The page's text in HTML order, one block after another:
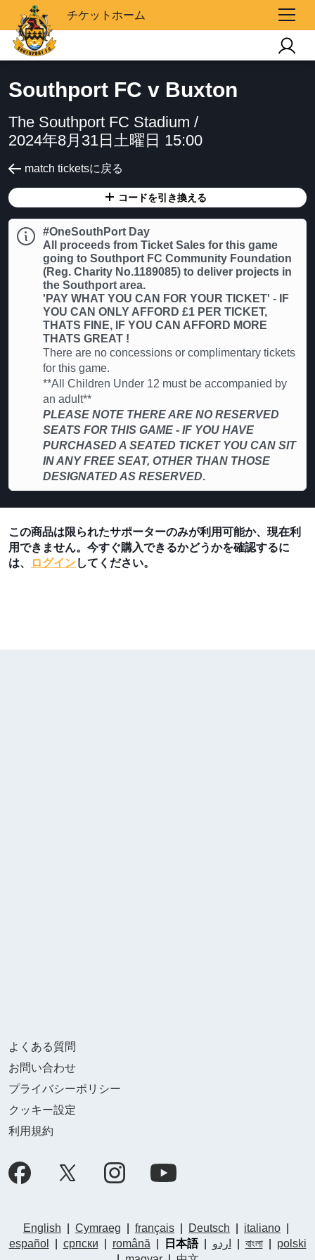
チケットホーム
Southport FC v Buxton
The Southport FC Stadium /
2024年8月31日土曜日 15:00
match ticketsに戻る
コードを引き換える
#OneSouthPort Day
All proceeds from Ticket Sales for this game
going to Southport FC Community Foundation
(Reg. Charity No.1189085) to deliver projects in
the Southport area.
'PAY WHAT YOU CAN FOR YOUR TICKET' - IF
YOU CAN ONLY AFFORD £1 PER TICKET,
THATS FINE, IF YOU CAN AFFORD MORE
THATS GREAT !
There are no concessions or complimentary tickets
for this game.
**All Children Under 12 must be accompanied by
an adult**
PLEASE NOTE THERE ARE NO RESERVED
SEATS FOR THIS GAME - IF YOU HAVE
PURCHASED A SEATED TICKET YOU CAN SIT
IN ANY FREE SEAT, OTHER THAN THOSE
DESIGNATED AS RESERVED.
この商品は限られたサポーターのみが利用可能か、現在利
用できません。今すぐ購入できるかどうかを確認するに
は、
ログインしてください。
よくある質問
お問い合わせ
プライバシーポリシー
クッキー設定
利用規約
English Cymraeg français Deutsch italiano
español
српски română 日本語| اردو বাংলা|
polski